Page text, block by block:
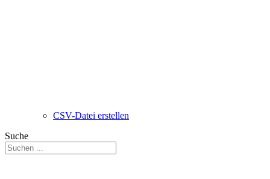
CSV-Datei erstellen
Suche